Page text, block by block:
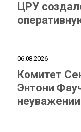
ЦРУ
06.08.2026
Комитет
Энтони